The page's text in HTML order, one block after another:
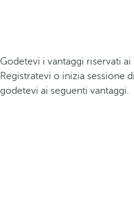
Godetevi i vantaggi riservati
Registratevi o inizia sessione
godetevi ai seguenti vantaggi.